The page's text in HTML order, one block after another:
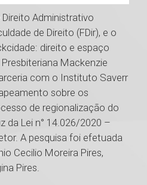
Direito Administrativo
de Direito (FDir), e o
direito e espaço
Mackenzie
com o Instituto Saverr
sobre os
de regionalização do
da Lei n° 14.026/2020 –
A pesquisa foi efetuada
Cecilio Moreira Pires,
Pires.